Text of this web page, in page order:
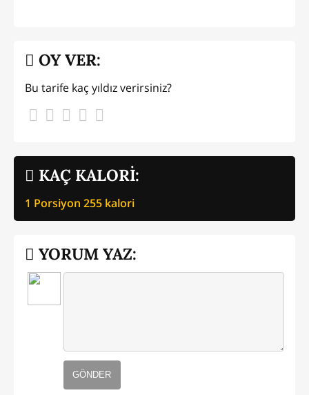
KAÇ KALORİ:
1 Porsiyon 255 kalori
OY VER:
Bu tarife kaç yıldız verirsiniz?
YORUM YAZ:
GÖNDER